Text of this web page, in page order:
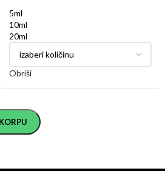
5ml
10ml
20ml
Obriši